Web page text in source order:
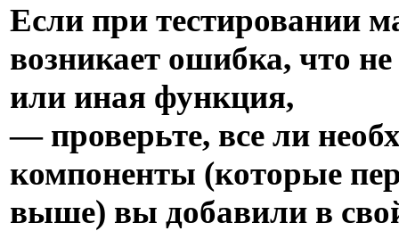
Если при тестировании
возникает ошибка, что
или иная функция,
— проверьте, все ли
компоненты (которые
выше) вы добавили в